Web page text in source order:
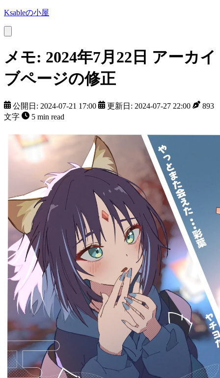
Ksableの小屋
メモ: 2024年7月22日 アーカイ
ブページの修正
公開日: 2024-07-21 17:00 更新日: 2024-07-27 22:00
893
文字
5 min read